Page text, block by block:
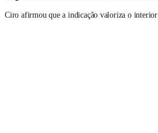
Ciro afirmou que a indicação valoriza o interior